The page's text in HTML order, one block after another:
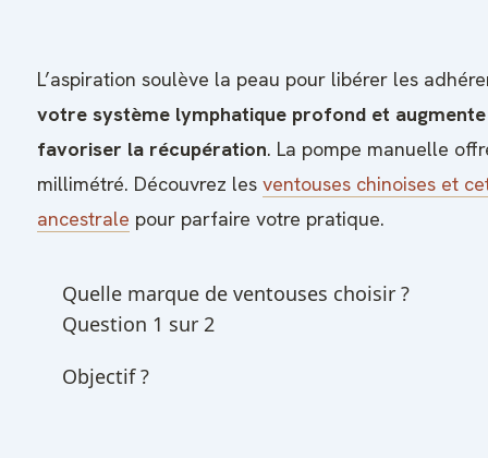
L’aspiration soulève la peau pour libérer les
votre système lymphatique profond et
favoriser la récupération. La pompe manuelle
millimétré. Découvrez les ventouses chinoises et
ancestrale pour parfaire votre pratique.
Quelle marque de ventouses choisir ?
Question 1 sur 2
Objectif ?